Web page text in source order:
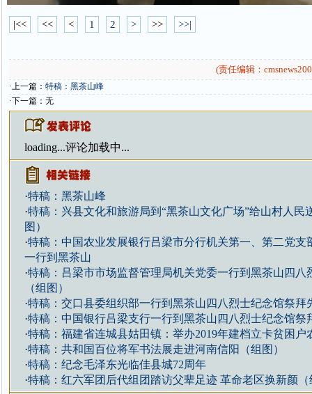
|<< << < 1 2 > >> >>|
(责任编辑：
·上一篇： 特稿：黑茶山峰
·下一篇：无
loading...评论加载中...
·特稿：黑茶山峰
·特稿：兴县文化和旅游局到“黑茶山文化广场”给山村人民
图）
·特稿：中国农业发展银行吕梁市分行机关第一、第二党支
一行到黑茶山
·特稿：吕梁市市场监督管理局机关党委一行到黑茶山四八
（组图）
·特稿：交口县委组织部一行到黑茶山四八烈士纪念馆祭拜
·特稿：中国银行吕梁支行一行到黑茶山四八烈士纪念馆祭
·特稿：福建省连城县姑田镇：举办2019年建档立卡贫困户
·特稿：共和国百位将军书法展走进河南信阳（组图）
·特稿：纪念毛泽东光临佳县城72周年
·特稿：红六军团后代组团踏访父辈足迹 革命老区换新颜（